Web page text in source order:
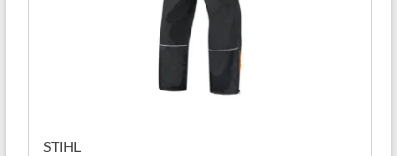
STIHL